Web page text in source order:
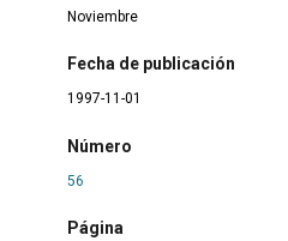
Noviembre
Fecha de publicación
1997-11-01
Número
56
Página